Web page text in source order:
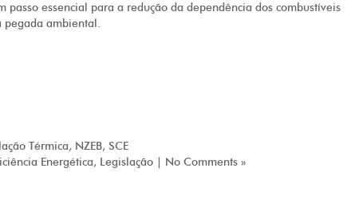
passo essencial para a redução da dependência dos combustíveis
pegada ambiental.
Térmica, NZEB, SCE
Energética, Legislação | No Comments »